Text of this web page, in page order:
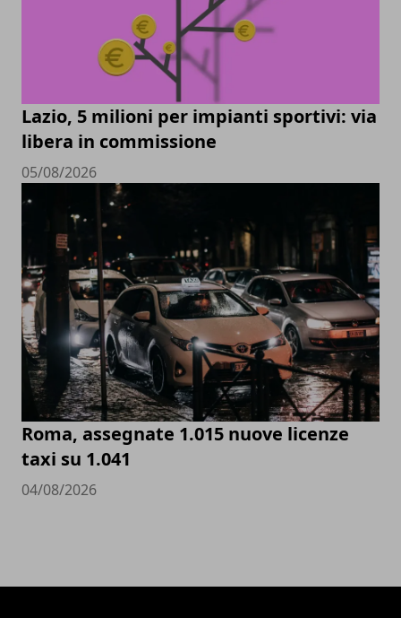
Lazio, 5 milioni per impianti sportivi: via
libera in commissione
05/08/2026
Roma, assegnate 1.015 nuove licenze
taxi su 1.041
04/08/2026